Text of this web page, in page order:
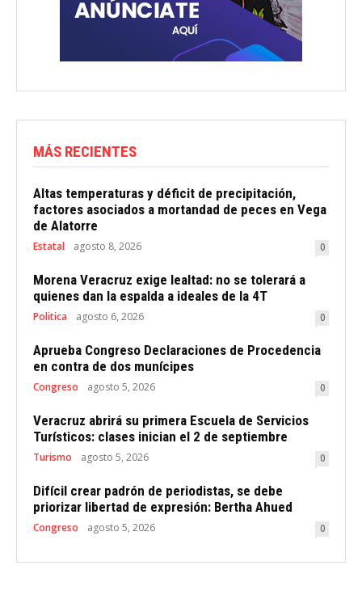
MÁS RECIENTES
Altas temperaturas y déficit de precipitación,
factores asociados a mortandad de peces en Vega
de Alatorre
Estatal agosto 8, 2026 0
Morena Veracruz exige lealtad: no se tolerará a
quienes dan la espalda a ideales de la 4T
Politica agosto 6, 2026 0
Aprueba Congreso Declaraciones de Procedencia
en contra de dos munícipes
Congreso agosto 5, 2026 0
Veracruz abrirá su primera Escuela de Servicios
Turísticos: clases inician el 2 de septiembre
Turismo agosto 5, 2026 0
Difícil crear padrón de periodistas, se debe
priorizar libertad de expresión: Bertha Ahued
Congreso agosto 5, 2026 0